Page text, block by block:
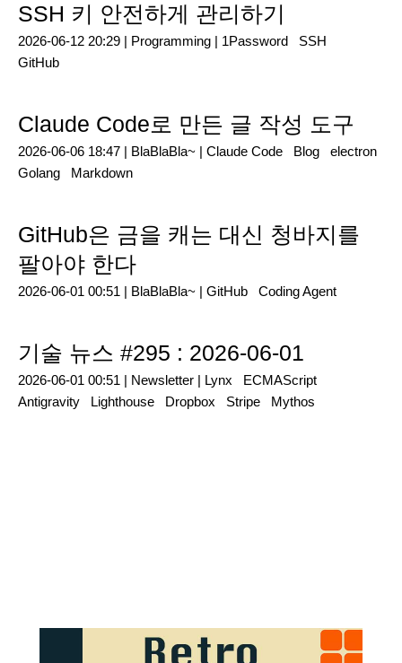
SSH 키 안전하게 관리하기
2026-06-12 20:29 | Programming | 1Password
SSH
GitHub
Claude Code로 만든 글 작성 도구
2026-06-06 18:47 | BlaBlaBla~ | Claude Code Blog
electron
Golang
Markdown
GitHub은 금을 캐는 대신 청바지를
팔아야 한다
2026-06-01 00:51 | BlaBlaBla~ | GitHub Coding Agent
기술 뉴스 #295 : 2026-06-01
2026-06-01 00:51 | Newsletter | Lynx
ECMAScript
Antigravity
Lighthouse Dropbox Stripe Mythos